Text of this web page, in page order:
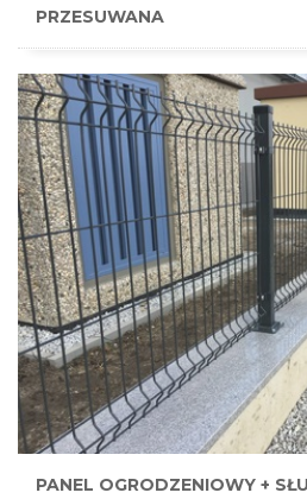
PRZESUWANA
PANEL OGRODZENIOWY +